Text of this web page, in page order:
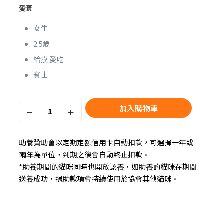
愛寶
女生
2.5歲
給摸 愛吃
賓士
加入購物車
助養贊助會以定期定額信用卡自動扣款，可選擇一年或
兩年為單位，到期之後會自動終止扣款。
*助養期間的貓咪同時也開放認養，如助養的貓咪在期間
送養成功，捐助款項會持續使用於協會其他貓咪。